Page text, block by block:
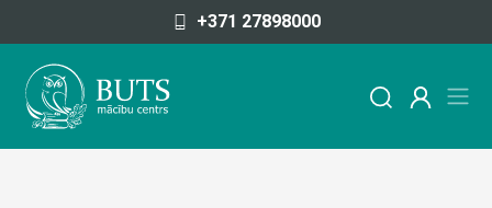
+371 27898000